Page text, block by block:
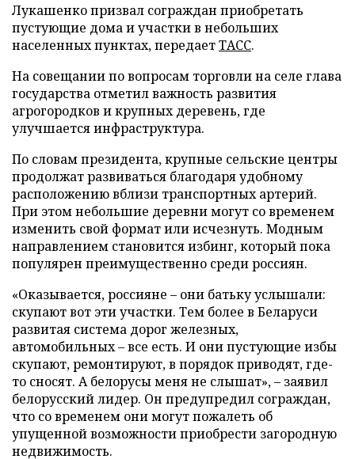
Лукашенко призвал сограждан приобретать
пустующие дома и участки в небольших
населенных пунктах, передаетТАСС.
На совещании по вопросам торговли на селе глава
государства отметил важность развития
агрогородков и крупных деревень, где
улучшается инфраструктура.
По словам президента, крупные сельские центры
продолжат развиваться благодаря удобному
расположению вблизи транспортных артерий.
При этом небольшие деревни могут со временем
изменить свой формат или исчезнуть. Модным
направлением становится избинг, который пока
популярен преимущественно среди россиян.
«Оказывается, россияне – они батьку услышали:
скупают вот эти участки. Тем более в Беларуси
развитая система дорог железных,
автомобильных – все есть. И они пустующие избы
скупают, ремонтируют, в порядок приводят, где-
то сносят. А белорусы меня не слышат», – заявил
белорусский лидер. Он предупредил сограждан,
что со временем они могут пожалеть об
упущенной возможности приобрести загородную
недвижимость.